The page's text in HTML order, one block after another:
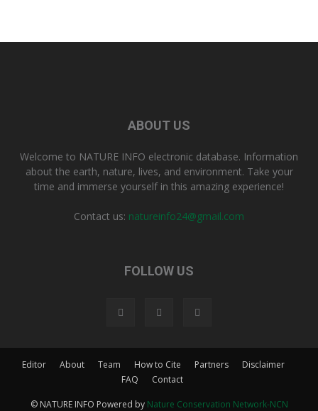
ABOUT US
Welcome to NATURE INFO electronic database. Information
about the earth, nature, lives, and environment. Take your
time and immerse yourself in this amazing experience!
Contact us: natureinfo24@gmail.com
FOLLOW US
Editor About Team How to Cite Partners
Disclaimer
FAQ
Contact
© NATURE INFO Powered by Nature Conservation Network-NCN